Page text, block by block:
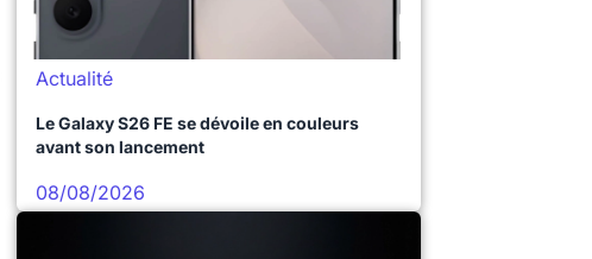
Actualité
Le Galaxy S26 FE se dévoile en couleurs
avant son lancement
08/08/2026